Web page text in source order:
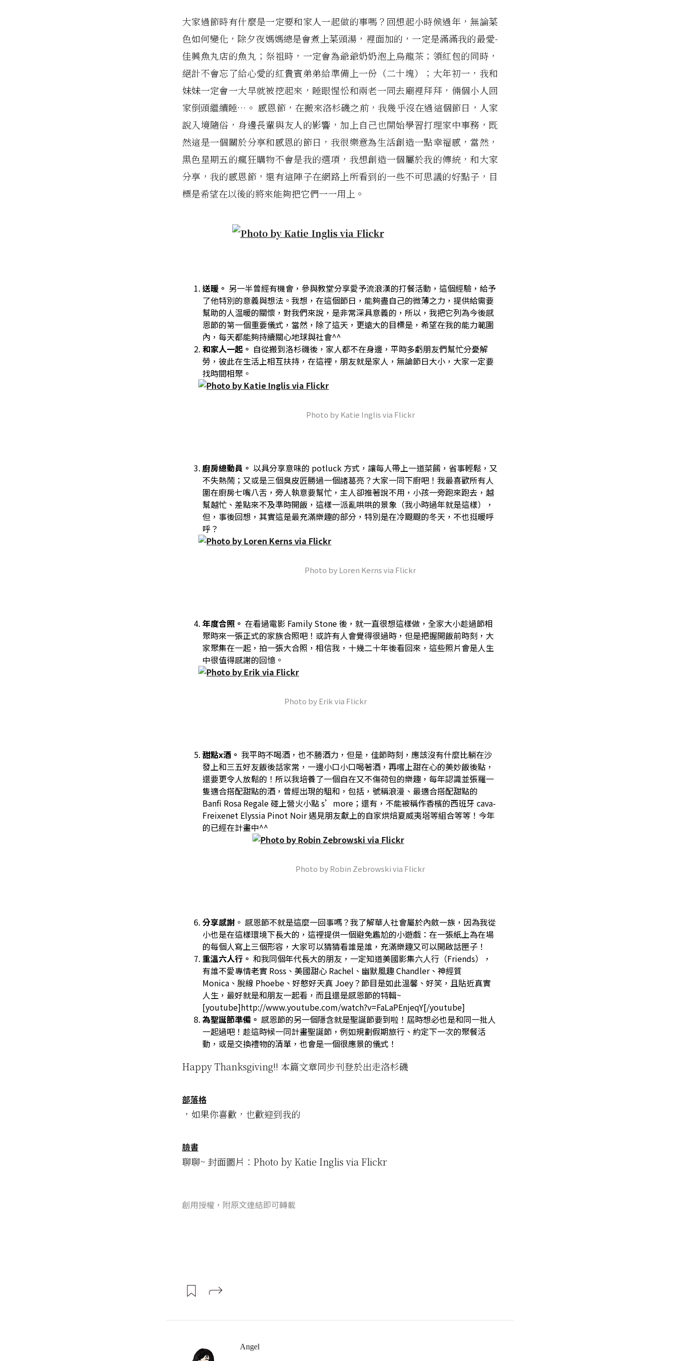
大家過節時有什麼是一定要和家人一起做的事嗎？回想起小時候過年，無論菜
色如何變化，除夕夜媽媽總是會煮上菜頭湯，裡面加的，一定是滿滿我的最愛-
佳興魚丸店的魚丸；祭祖時，一定會為爺爺奶奶泡上烏龍茶；領紅包的同時，
絕計不會忘了給心愛的紅貴賓弟弟給準備上一份（二十塊）；大年初一，我和
妹妹一定會一大早就被挖起來，睡眼惺忪和兩老一同去廟裡拜拜，倆個小人回
家倒頭繼續睡…。 感恩節，在搬來洛杉磯之前，我幾乎沒在過這個節日，人家
說入境隨俗，身邊長輩與友人的影響，加上自己也開始學習打理家中事務，既
然這是一個關於分享和感恩的節日，我很樂意為生活創造一點幸福感，當然，
黑色星期五的瘋狂購物不會是我的選項，我想創造一個屬於我的傳統，和大家
分享，我的感恩節，還有這陣子在網路上所看到的一些不可思議的好點子，目
標是希望在以後的將來能夠把它們一一用上。
送暖。 另一半曾經有機會，參與教堂分享愛予流浪漢的打餐活動，這個經驗，給予
了他特別的意義與想法。我想，在這個節日，能夠盡自己的微薄之力，提供給需要
幫助的人温暖的關懷，對我們來說，是非常深具意義的，所以，我把它列為今後感
恩節的第一個重要儀式，當然，除了這天，更遠大的目標是，希望在我的能力範圍
內，每天都能夠持續關心地球與社會^^
和家人一起。 自從搬到洛杉磯後，家人都不在身邊，平時多虧朋友們幫忙分憂解
勞，彼此在生活上相互扶持，在這裡，朋友就是家人，無論節日大小，大家一定要
找時間相聚。
Photo by Katie Inglis via Flickr
廚房總動員。 以具分享意味的 potluck 方式，讓每人帶上一道菜餚，省事輕鬆，又
不失熱鬧；又或是三個臭皮匠勝過一個諸葛亮？大家一同下廚吧！我最喜歡所有人
圍在廚房七嘴八舌，旁人執意要幫忙，主人卻推著說不用，小孩一旁跑來跑去，越
幫越忙、差點來不及準時開飯，這樣一派亂哄哄的景象（我小時過年就是這樣），
但，事後回想，其實這是最充滿樂趣的部分，特別是在冷颼颼的冬天，不也挺暖呼
呼？
Photo by Loren Kerns via Flickr
年度合照。 在看過電影 Family Stone 後，就一直很想這樣做，全家大小趁過節相
聚時來一張正式的家族合照吧！或許有人會覺得很過時，但是把握開飯前時刻，大
家聚集在一起，拍一張大合照，相信我，十幾二十年後看回來，這些照片會是人生
中很值得感謝的回憶。
Photo by Erik via Flickr
甜點x酒。 我平時不喝酒，也不勝酒力，但是，佳節時刻，應該沒有什麼比躺在沙
發上和三五好友飯後話家常，一邊小口小口喝著酒，再嚐上甜在心的美妙飯後點，
還要更令人放鬆的！所以我培養了一個自在又不傷荷包的樂趣，每年認識並張羅一
隻適合搭配甜點的酒，曾經出現的駔和，包括，號稱浪漫、最適合搭配甜點的
Banfi Rosa Regale 碰上營火小點 s’more；還有，不能被稱作香檳的西班牙 cava-
Freixenet Elyssia Pinot Noir 遇見朋友獻上的自家烘焙夏威夷塔等組合等等！今年
的已經在計畫中^^
Photo by Robin Zebrowski via Flickr
分享感謝 。 感恩節不就是這麼一回事嗎？我了解華人社會屬於內斂一族，因為我從
小也是在這樣環境下長大的，這裡提供一個避免尷尬的小遊戲：在一張紙上為在場
的每個人寫上三個形容，大家可以猜猜看誰是誰，充滿樂趣又可以開啟話匣子！
重溫六人行。 和我同個年代長大的朋友，一定知道美國影集六人行（Friends），
有誰不愛專情老實 Ross、美國甜心 Rachel、幽默風趣 Chandler、神經質
Monica、脫線 Phoebe、好憨好天真 Joey？節目是如此溫馨、好笑，且貼近真實
人生，最好就是和朋友一起看，而且還是感恩節的特輯~
[youtube]http://www.youtube.com/watch?v=FaLaPEnjeqY[/youtube]
為聖誕節準備。 感恩節的另一個隱含就是聖誕節要到啦！屆時想必也是和同一批人
一起過吧！趁這時候一同計畫聖誕節，例如規劃假期旅行、約定下一次的聚餐活
動，或是交換禮物的清單，也會是一個很應景的儀式！
Happy Thanksgiving!! 本篇文章同步刊登於出走洛杉磯
部落格
，如果你喜歡，也歡迎到我的
臉書
聊聊~ 封面圖片：Photo by Katie Inglis via Flickr
創用授權，附原文連結即可轉載
Angel